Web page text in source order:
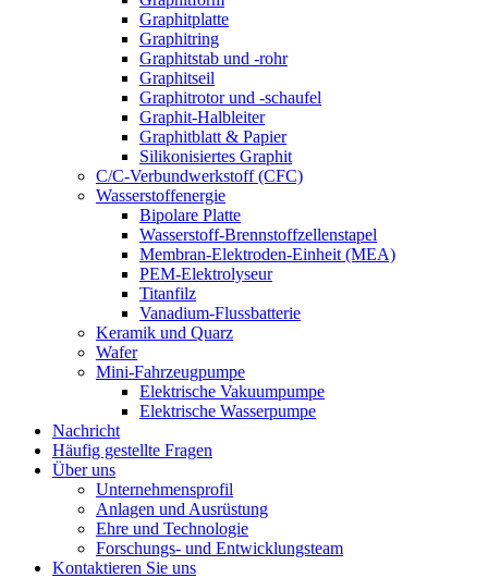
Graphitplatte
Graphitring
Graphitstab und -rohr
Graphitseil
Graphitrotor und -schaufel
Graphit-Halbleiter
Graphitblatt & Papier
Silikonisiertes Graphit
C/C-Verbundwerkstoff (CFC)
Wasserstoffenergie
Bipolare Platte
Wasserstoff-Brennstoffzellenstapel
Membran-Elektroden-Einheit (MEA)
PEM-Elektrolyseur
Titanfilz
Vanadium-Flussbatterie
Keramik und Quarz
Wafer
Mini-Fahrzeugpumpe
Elektrische Vakuumpumpe
Elektrische Wasserpumpe
Nachricht
Häufig gestellte Fragen
Über uns
Unternehmensprofil
Anlagen und Ausrüstung
Ehre und Technologie
Forschungs- und Entwicklungsteam
Kontaktieren Sie uns